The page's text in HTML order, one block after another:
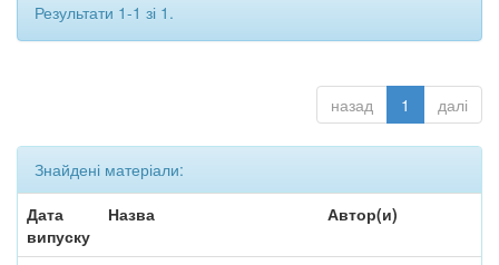
Результати 1-1 зі 1.
назад 1 далі
Знайдені матеріали:
Дата
випуску
Назва Автор(и)